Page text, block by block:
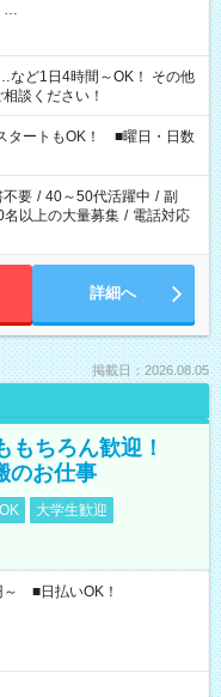
…
日4時間～OK！ その他
談ください！
タートもOK！ ■曜日・日数
不要 / 40～50代活躍中 / 副
名以上の大量募集 / 電話対応
詳細へ
掲載日：2026.08.05
もちろん歓迎！
のお仕事
大学生歓迎
■日払いOK！